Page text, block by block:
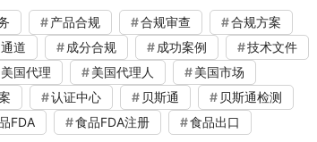
产品合规 合规审查
合规方案
道 成分合规 成功案例
技术文件
美国代理 美国代理人
美国市场
认证中心 贝斯通
贝斯通检测
FDA 食品FDA注册 食品出口